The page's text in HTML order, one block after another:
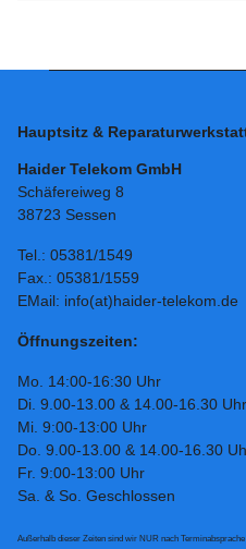
Hauptsitz &
Haider Telekom GmbH
Schäfereiweg 8
38723 Sessen
Tel.: 05381/1549
Fax.: 05381/1559
EMail: info(at)haider-telekom.de
Öffnungszeiten:
Mo. 14:00-16:30 Uhr
Di. 9.00-13.00 & 14.00-16.30 Uhr
Mi. 9:00-13:00 Uhr
Do. 9.00-13.00 & 14.00-16.30
Fr. 9:00-13:00 Uhr
Sa. & So. Geschlossen
Außerhalb dieser Zeiten sind wir NUR nach